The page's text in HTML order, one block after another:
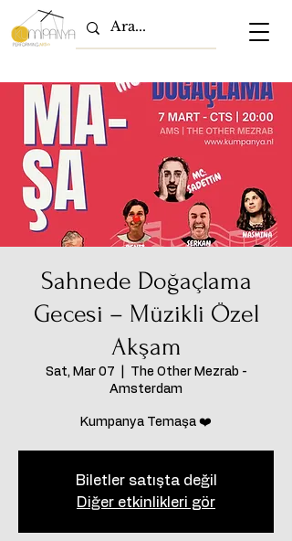
Sahnede Doğaçlama
Gecesi – Müzikli Özel
Akşam
Sat, Mar 07
The Other Mezrab -
Amsterdam
Kumpanya Temaşa ❤️
Biletler satışta değil
Diğer etkinlikleri gör